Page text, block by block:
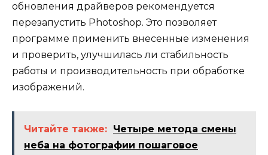
обновления драйверов рекомендуется
перезапустить Photoshop. Это позволяет
программе применить внесенные изменения
и проверить, улучшилась ли стабильность
работы и производительность при обработке
изображений.
Читайте также: Четыре метода смены
неба на фотографии пошаговое